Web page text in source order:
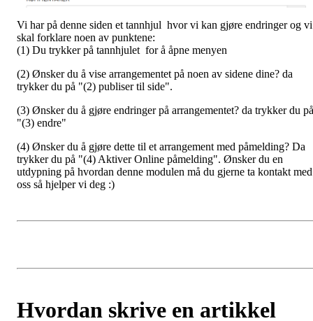
Vi har på denne siden et tannhjul hvor vi kan gjøre endringer og vi
skal forklare noen av punktene:
(1) Du trykker på tannhjulet for å åpne menyen
(2) Ønsker du å vise arrangementet på noen av sidene dine? da
trykker du på "(2) publiser til side".
(3) Ønsker du å gjøre endringer på arrangementet? da trykker du på
"(3) endre"
(4) Ønsker du å gjøre dette til et arrangement med påmelding? Da
trykker du på "(4) Aktiver Online påmelding". Ønsker du en
utdypning på hvordan denne modulen må du gjerne ta kontakt med
oss så hjelper vi deg :)
Hvordan skrive en artikkel